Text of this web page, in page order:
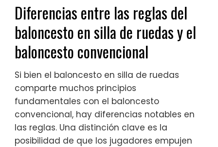
Diferencias entre las reglas del
baloncesto en silla de ruedas y el
baloncesto convencional
Si bien el baloncesto en silla de ruedas
comparte muchos principios
fundamentales con el baloncesto
convencional, hay diferencias notables en
las reglas. Una distinción clave es la
posibilidad de que los jugadores empujen